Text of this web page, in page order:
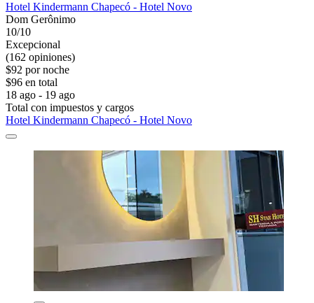
Hotel Kindermann Chapecó - Hotel Novo
Dom Gerônimo
10/10
Excepcional
(162 opiniones)
$92 por noche
$96 en total
18 ago - 19 ago
Total con impuestos y cargos
Hotel Kindermann Chapecó - Hotel Novo